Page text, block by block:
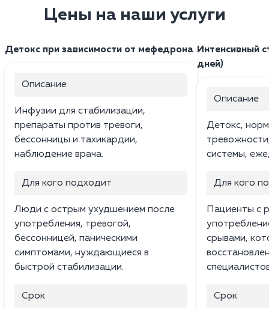
Цены на наши услуги
Детокс при зависимости от мефедрона
Описание
Инфузии для стабилизации,
препараты против тревоги,
бессонницы и тахикардии,
наблюдение врача.
Для кого подходит
Люди с острым ухудшением после
употребления, тревогой,
бессонницей, паническими
симптомами, нуждающиеся в
быстрой стабилизации.
Срок
Интенсивный
дней)
Описание
Детокс,
системы,
Для кого
Пациенты с
срывами,
Срок